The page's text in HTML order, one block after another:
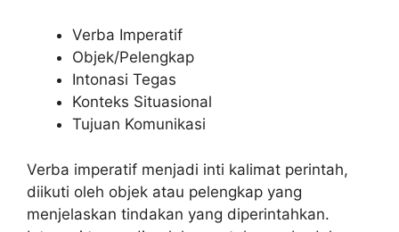
Verba Imperatif
Objek/Pelengkap
Intonasi Tegas
Konteks Situasional
Tujuan Komunikasi
Verba imperatif menjadi inti kalimat perintah,
diikuti oleh objek atau pelengkap yang
menjelaskan tindakan yang diperintahkan.